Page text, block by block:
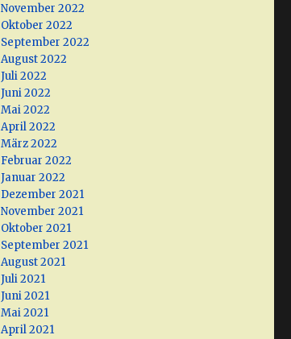
November 2022
Oktober 2022
September 2022
August 2022
Juli 2022
Juni 2022
Mai 2022
April 2022
März 2022
Februar 2022
Januar 2022
Dezember 2021
November 2021
Oktober 2021
September 2021
August 2021
Juli 2021
Juni 2021
Mai 2021
April 2021